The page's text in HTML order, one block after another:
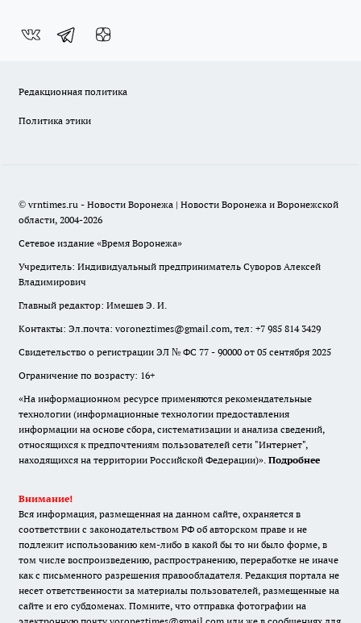
Редакционная политика
Политика этики
© vrntimes.ru - Новости Воронежа | Новости Воронежа и Воронежской
области, 2004-2026
Сетевое издание «Время Воронежа»
Учредитель: Индивидуальный предприниматель Суворов Алексей
Владимирович
Главный редактор: Имешев Э. И.
Контакты: Эл.почта: voroneztimes@gmail.com, тел: +7 985 814 3429
Свидетельство о регистрации ЭЛ № ФС 77 - 90000 от 05 сентября 2025
Ограничение по возрасту: 16+
«На информационном ресурсе применяются рекомендательные
технологии (информационные технологии предоставления
информации на основе сбора, систематизации и анализа сведений,
относящихся к предпочтениям пользователей сети "Интернет",
находящихся на территории Российской Федерации)». Подробнее
Внимание!
Вся информация, размещенная на данном сайте, охраняется в
соответствии с законодательством РФ об авторском праве и не
подлежит использованию кем-либо в какой бы то ни было форме, в
том числе воспроизведению, распространению, переработке не иначе
как с письменного разрешения правообладателя. Редакция портала не
несет ответственности за материалы пользователей, размещенные на
сайте и его субдоменах. Помните, что отправка фотографии на